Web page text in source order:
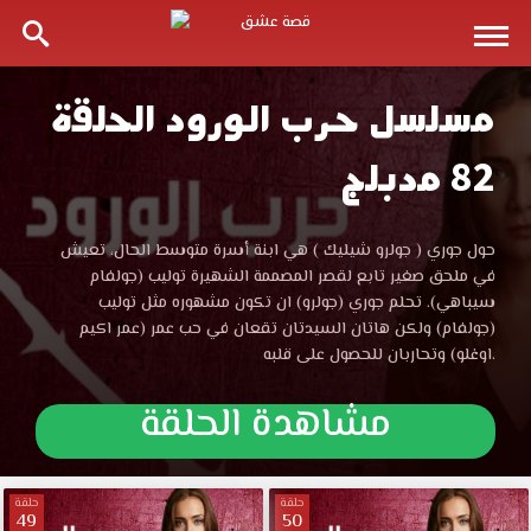
مسلسل
الورود
82
مدبلجة
قصة
مسلسل حرب الورود الحلقة
82 مدبلج
مسلسل
الحلقة
82
مدبلجة
قصة
عشق
الموقع
العربي
الأفضل
حول جوري ( جولرو شيليك ) هي ابنة أسرة متوسط الحال، تعيش
في ملحق صغير تابع لقصر المصممة الشهيرة توليب (جولفام
سيباهي). تحلم جوري (جولرو) ان تكون مشهوره مثل توليب
(جولفام) ولكن هاتان السيدتان تقعان في حب عمر (عمر اكيم
اوغلو) وتحاربان للحصول على قلبه.
مشاهدة الحلقة
حلقة
50
حلقة
49